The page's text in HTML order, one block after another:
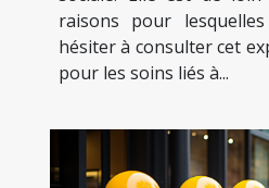
raisons pour
hésiter à consulter cet
pour les soins liés à...